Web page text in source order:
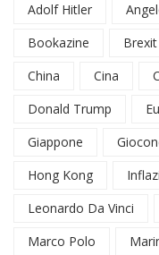
Adolf Hitler
Bookazine
Brexit
China
Cina
Donald Trump
Giappone
Hong Kong
Leonardo Da Vinci
Marco Polo